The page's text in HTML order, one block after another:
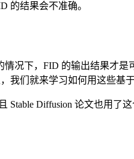
的结果会不准确。
况下，FID 的输出结果才
我们就来学习如何用这些基于
Stable Diffusion 论文也用了